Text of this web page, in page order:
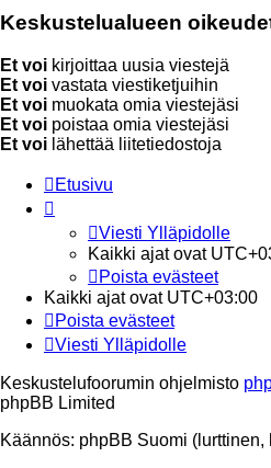
Keskustelualueen
Et voi kirjoittaa uusia viestejä
Et voi vastata viestiketjuihin
Et voi muokata omia viestejäsi
Et voi poistaa omia viestejäsi
Et voi lähettää liitetiedostoja
Etusivu
Viesti Ylläpidolle
Kaikki ajat ovat
Poista evästeet
Kaikki ajat ovat UTC+03:00
Poista evästeet
Viesti Ylläpidolle
Keskustelufoorumin ohjelmisto
phpBB Limited
Käännös: phpBB Suomi (lurttinen,